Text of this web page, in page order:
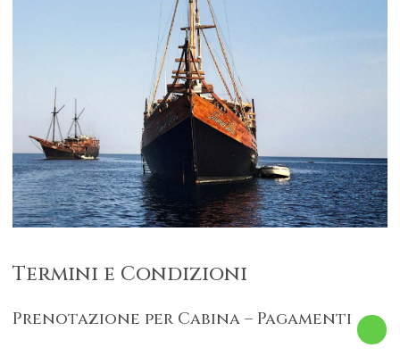
Termini e Condizioni
Prenotazione per Cabina – Pagamenti